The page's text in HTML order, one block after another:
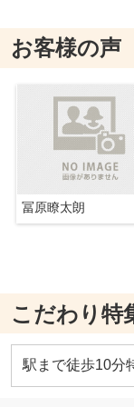
お客様の声
冨原瞭太朗
こだわり特
駅まで徒歩10分